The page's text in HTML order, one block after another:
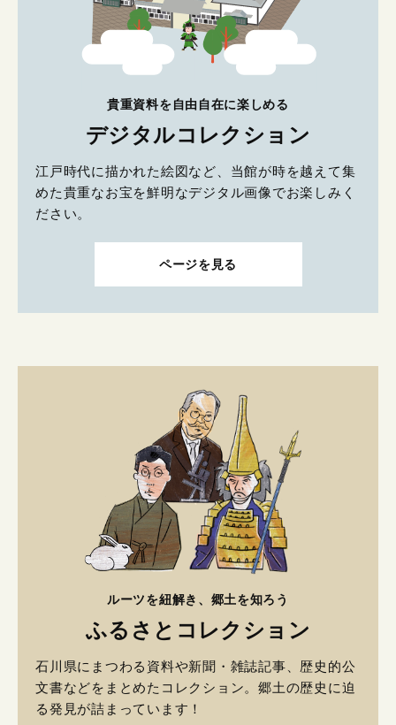
貴重資料を自由自在に楽しめる
デジタルコレクション
江戸時代に描かれた絵図など、当館が時を越えて集
めた貴重なお宝を鮮明なデジタル画像でお楽しみく
ださい。
ページを見る
ルーツを紐解き、郷土を知ろう
ふるさとコレクション
石川県にまつわる資料や新聞・雑誌記事、歴史的公
文書などをまとめたコレクション。郷土の歴史に迫
る発見が詰まっています！